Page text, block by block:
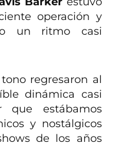
operación y
un ritmo casi
regresaron al
dinámica casi
que estábamos
y nostálgicos
de los años